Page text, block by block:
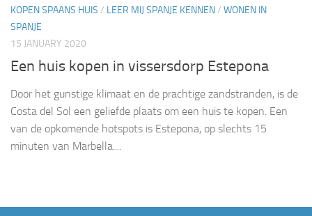
KOPEN SPAANS HUIS / LEER MIJ SPANJE KENNEN/ WONEN IN
SPANJE
15 JANUARY 2020
Een huis kopen in vissersdorp Estepona
Door het gunstige klimaat en de prachtige zandstranden, is de
Costa del Sol een geliefde plaats om een huis te kopen. Een
van de opkomende hotspots is Estepona, op slechts 15
minuten van Marbella....